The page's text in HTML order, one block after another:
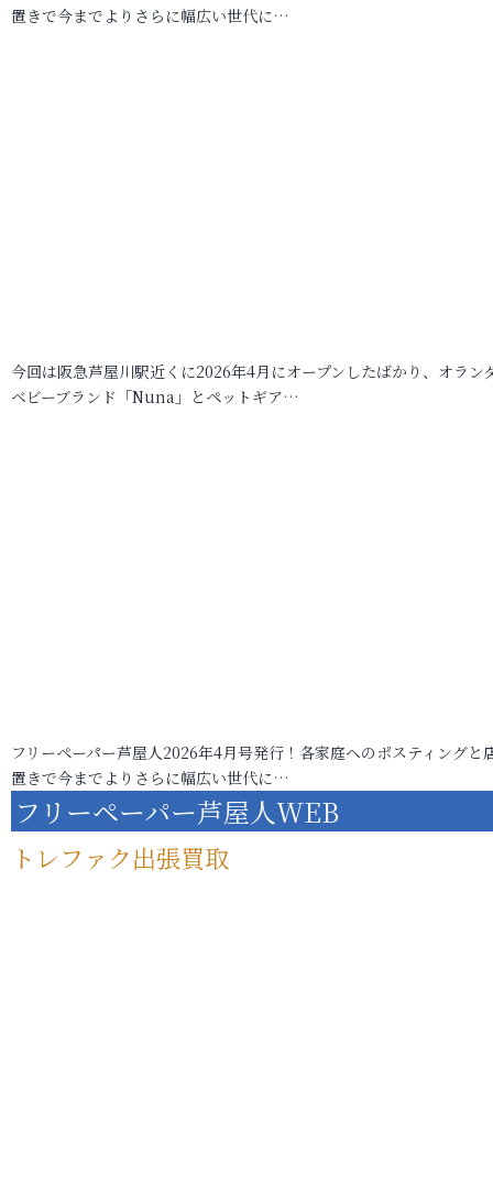
置きで今までよりさらに幅広い世代に…
今回は阪急芦屋川駅近くに2026年4月にオープンしたばかり、オラン
ベビーブランド「Nuna」とペットギア…
フリーペーパー芦屋人2026年4月号発行！各家庭へのポスティングと
置きで今までよりさらに幅広い世代に…
フリーペーパー芦屋人WEB
トレファク出張買取